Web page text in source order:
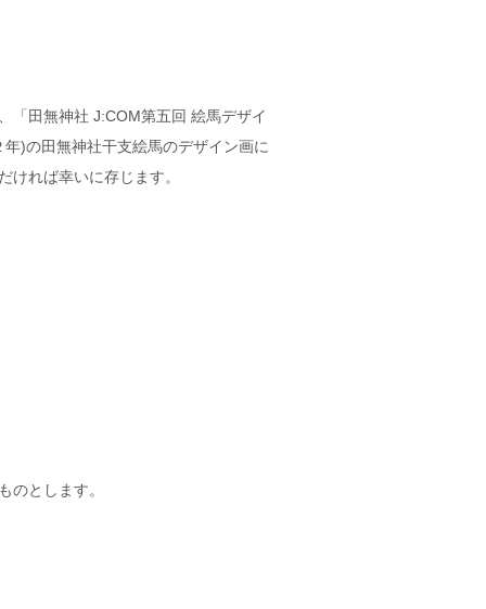
「田無神社 J:COM第五回 絵馬デザイ
)の田無神社干支絵馬のデザイン画に
れば幸いに存じます。
のとします。